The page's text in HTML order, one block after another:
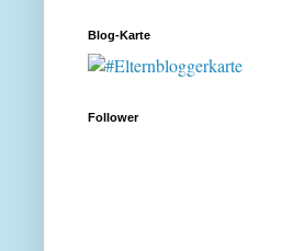
Blog-Karte
Follower